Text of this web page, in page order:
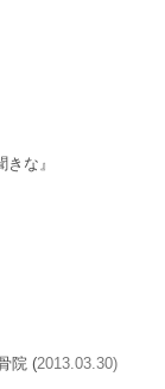
な』
院 (2013.03.30)